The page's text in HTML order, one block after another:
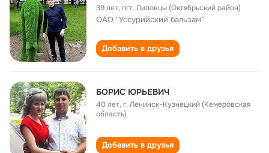
39 лет,пгт. Липовцы (Октябрьский район)
ОАО "Уссурийский бальзам"
Добавить в друзья
БОРИС ЮРЬЕВИЧ
40 лет,г. Ленинск-Кузнецкий (Кемеровская
область)
Добавить в друзья